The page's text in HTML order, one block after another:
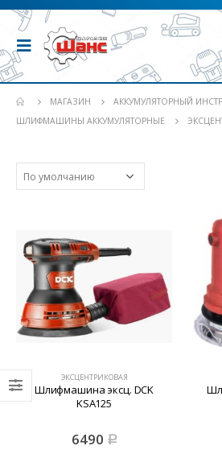
МАГАЗИН
АККУМУЛЯТОРНЫЙ
ШЛИФМАШИНЫ АККУМУЛЯТОРНЫЕ
ЭКСЦЕНТРИКОВАЯ
Шлифмашина эксц. DCK
KSA125
6490 Р